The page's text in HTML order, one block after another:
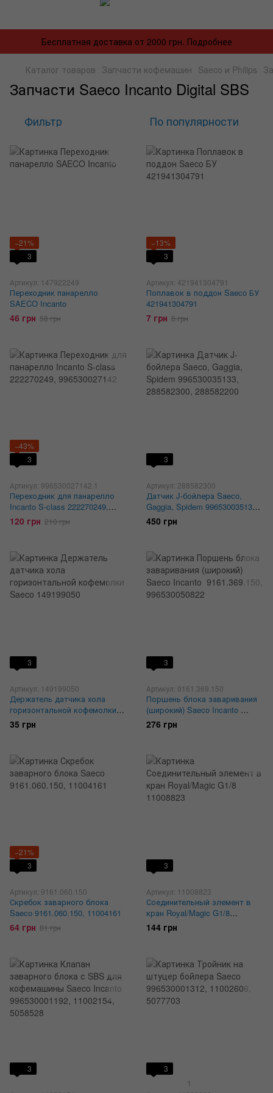
Бесплатная доставка от 2000 грн. Подробнее
Каталог товаров Запчасти кофемашин Saeco и Philips
Запчасти Saeco Incanto Digital SBS
Фильтр По популярности
−21%
3
Артикул: 147922249
Переходник панарелло
SAECO Incanto
46 грн 58 грн
−13%
3
Артикул: 421941304791
Поплавок в поддон Saeco БУ
421941304791
7 грн 8 грн
−43%
3
Артикул: 996530027142.1
Переходник для панарелло
Incanto S-class 222270249,
996530027142
120 грн 210 грн
3
Артикул: 288582300
Датчик J-бойлера Saeco,
Gaggia, Spidem 996530035133,
288582300, 288582200
450 грн
3
Артикул: 149199050
Держатель датчика хола
горизонтальной кофемолки
Saeco 149199050
35 грн
3
Артикул: 9161.369.150
Поршень блока заваривания
(широкий) Saeco Incanto ​​​​​​
9161.369.150, 996530050822
276 грн
−21%
3
Артикул: 9161.060.150
Скребок заварного блока
Saeco 9161.060.150, 11004161
64 грн 81 грн
3
Артикул: 11008823
Соединительный элемент в
кран Royal/Magic G1/8
11008823
144 грн
3
3
1